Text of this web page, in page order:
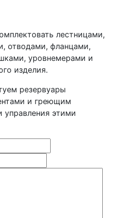
лестницами,
отводами, фланцами,
уровнемерами и
изделия.
резервуары
и греющим
этими